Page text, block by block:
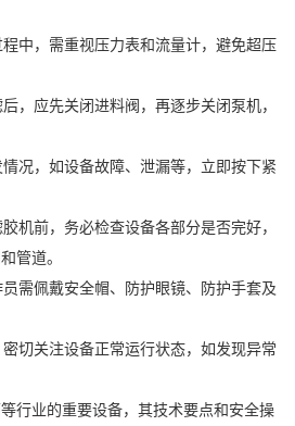
，需重视压力表和流量计，避免超压
应先关闭进料阀，再逐步关闭泵机，
，如设备故障、泄漏等，立即按下紧
前，务必检查设备各部分是否完好，
管道。
佩戴安全帽、防护眼镜、防护手套及
关注设备正常运行状态，如发现异常
业的重要设备，其技术要点和安全操